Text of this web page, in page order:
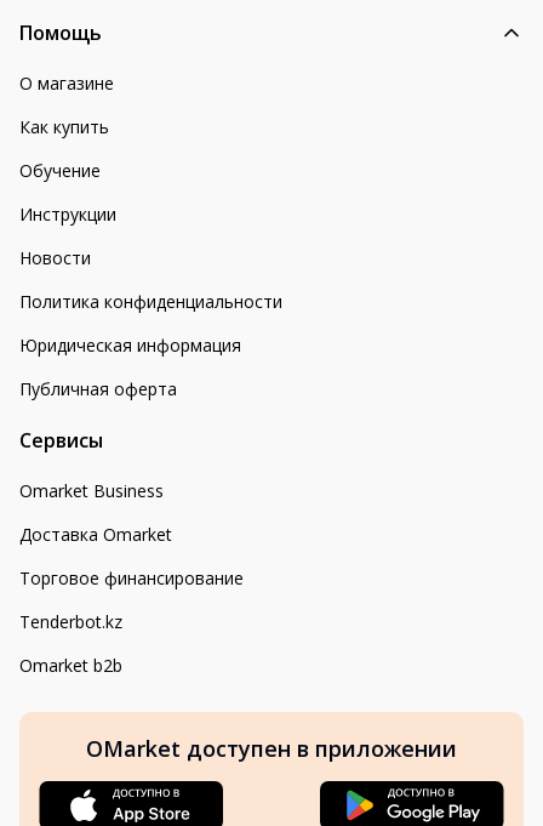
Помощь
О магазине
Как купить
Обучение
Инструкции
Новости
Политика конфиденциальности
Юридическая информация
Публичная оферта
Сервисы
Omarket Business
Доставка Omarket
Торговое финансирование
Tenderbot.kz
Omarket b2b
OMarket доступен в приложении